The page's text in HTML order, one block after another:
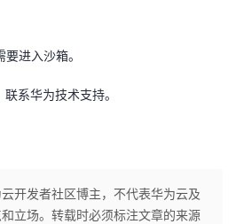
要进入沙箱。
系华为技术支持。
云开发者社区博主，不代表华为云及
立场。转载时必须标注文章的来源